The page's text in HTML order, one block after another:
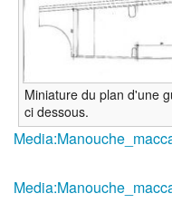
Miniature du plan d'une
ci dessous.